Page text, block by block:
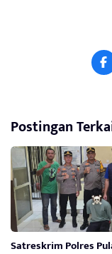
Postingan
Satreskrim Polres